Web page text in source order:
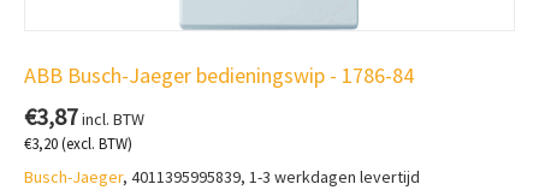
ABB Busch-Jaeger bedieningswip - 1786-84
€3,87incl. BTW
€3,20(excl. BTW)
Busch-Jaeger, 4011395995839, 1-3 werkdagen levertijd